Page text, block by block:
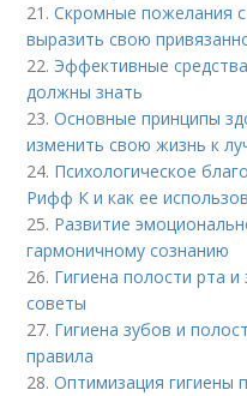
21.Скромные пожелания
выразить свою
22. Эффективные
должны знать
23.Основные принципы
изменить свою жизнь к
24. Психологическое
Рифф К и как ее
25. Развитие
гармоничному сознанию
26. Гигиена полости рта
советы
27. Гигиена зубов и
правила
28.Оптимизация гигиены